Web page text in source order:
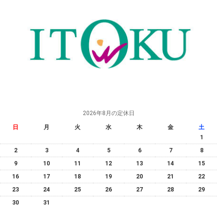
2026年8月の定休日
日 月 火 水 木 金
土
1
2
3 4 5 6 7
8
9
10 11 12 13 14
15
16
17 18 19 20 21
22
23
24 25 26 27 28
29
30
31